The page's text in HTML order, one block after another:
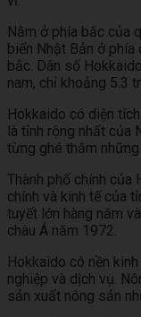
Nằm ở phía bắc của
biển Nhật Bản ở phía
bắc. Dân số
nam, chỉ khoảng 5.3
Hokkaido có diện
là tỉnh rộng nhất của
từng ghé thăm
Thành phố chính của
chính và kinh tế của
tuyết lớn hàng năm
châu Á năm 1972.
Hokkaido có nền
nghiệp và dịch vụ.
sản xuất nông sản